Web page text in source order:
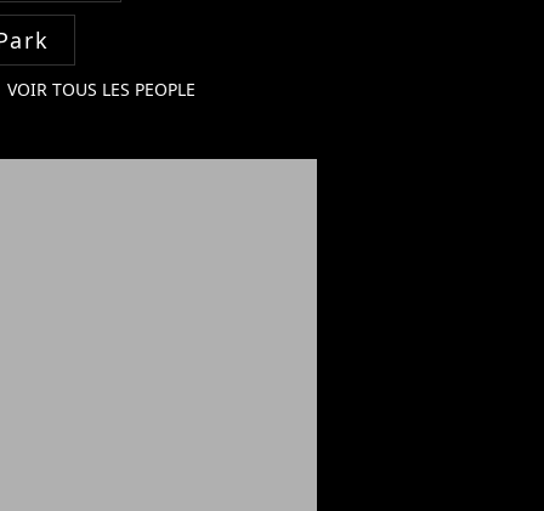
VOIR TOUS LES PEOPLE